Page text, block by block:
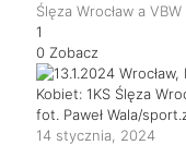
Ślęza Wrocław a
1
0 Zobacz
14 stycznia, 2024